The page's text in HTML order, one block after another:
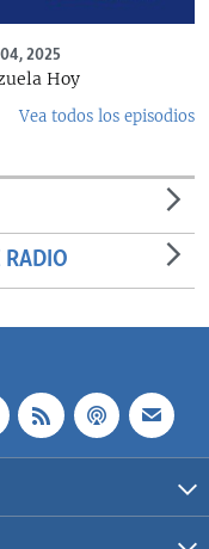
2025
Hoy
Vea todos los episodios
RADIO